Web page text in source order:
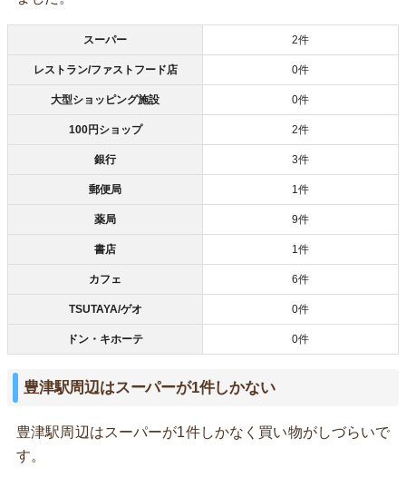
スーパー 2件
レストラン/ファストフード店 0件
大型ショッピング施設 0件
100円ショップ 2件
銀行 3件
郵便局 1件
薬局 9件
書店 1件
カフェ 6件
TSUTAYA/ゲオ 0件
ドン・キホーテ 0件
豊津駅周辺はスーパーが1件しかない
豊津駅周辺はスーパーが1件しかなく買い物がしづらいで
す。